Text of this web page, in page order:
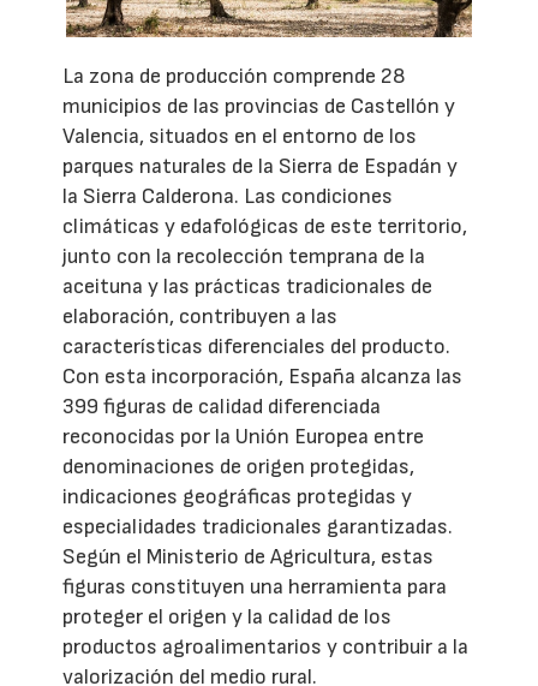
La zona de producción comprende 28
municipios de las provincias de Castellón y
Valencia, situados en el entorno de los
parques naturales de la Sierra de Espadán y
la Sierra Calderona. Las condiciones
climáticas y edafológicas de este territorio,
junto con la recolección temprana de la
aceituna y las prácticas tradicionales de
elaboración, contribuyen a las
características diferenciales del producto.
Con esta incorporación, España alcanza las
399 figuras de calidad diferenciada
reconocidas por la Unión Europea entre
denominaciones de origen protegidas,
indicaciones geográficas protegidas y
especialidades tradicionales garantizadas.
Según el Ministerio de Agricultura, estas
figuras constituyen una herramienta para
proteger el origen y la calidad de los
productos agroalimentarios y contribuir a la
valorización del medio rural.